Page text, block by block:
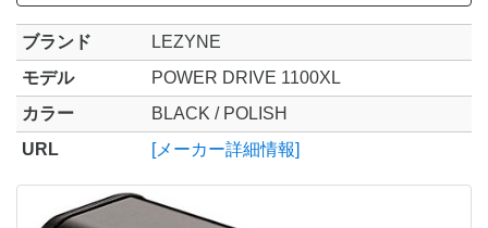
ブランド
LEZYNE
モデル
POWER DRIVE 1100XL
カラー
BLACK / POLISH
URL
[メーカー詳細情報]